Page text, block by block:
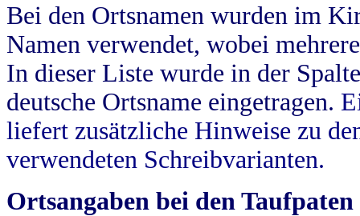
Bei den Ortsnamen wurden im
Namen verwendet, wobei
In dieser Liste wurde in der
deutsche Ortsname eingetragen.
liefert zusätzliche Hinweise zu
verwendeten Schreibvarianten.
Ortsangaben bei den Taufpaten